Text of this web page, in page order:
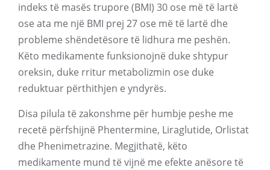
indeks të masës trupore (BMI) 30 ose më të lartë
ose ata me një BMI prej 27 ose më të lartë dhe
probleme shëndetësore të lidhura me peshën.
Këto medikamente funksionojnë duke shtypur
oreksin, duke rritur metabolizmin ose duke
reduktuar përthithjen e yndyrës.
Disa pilula të zakonshme për humbje peshe me
recetë përfshijnë Phentermine, Liraglutide, Orlistat
dhe Phenimetrazine. Megjithatë, këto
medikamente mund të vijnë me efekte anësore të